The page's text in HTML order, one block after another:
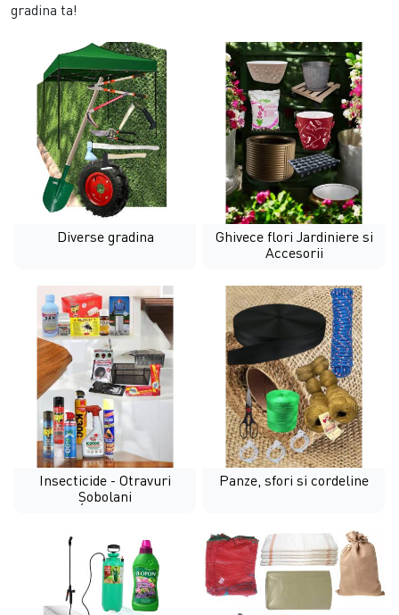
gradina ta!
Diverse gradina
Ghivece flori Jardiniere si
Accesorii
Insecticide - Otravuri
Șobolani
Panze, sfori si cordeline